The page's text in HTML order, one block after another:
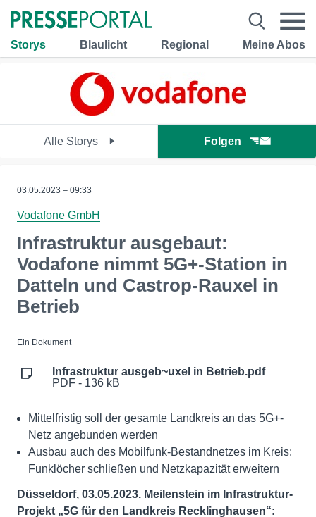
Storys Blaulicht Regional Meine Abos
Alle Storys Folgen
03.05.2023 – 09:33
Vodafone GmbH
Infrastruktur ausgebaut:
Vodafone nimmt 5G+-Station in
Datteln und Castrop-Rauxel in
Betrieb
Ein Dokument
Infrastruktur ausgeb~uxel in Betrieb.pdf
PDF - 136 kB
Mittelfristig soll der gesamte Landkreis an das 5G+-
Netz angebunden werden
Ausbau auch des Mobilfunk-Bestandnetzes im Kreis:
Funklöcher schließen und Netzkapazität erweitern
Düsseldorf, 03.05.2023. Meilenstein im Infrastruktur-
Projekt „5G für den Landkreis Recklinghausen“: